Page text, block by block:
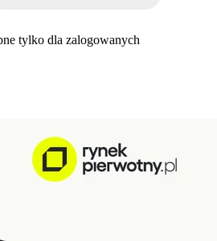
tylko dla zalogowanych